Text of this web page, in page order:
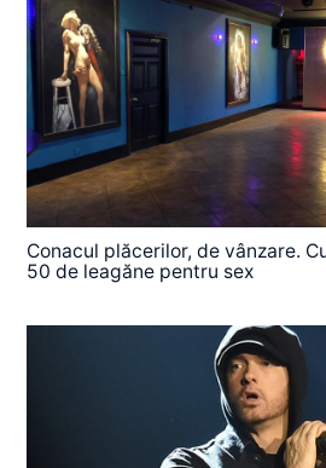
Conacul plăcerilor, de vânzare.
50 de leagăne pentru sex